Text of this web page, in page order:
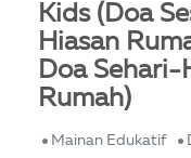
Kids (Doa
Hiasan
Doa
Rumah)
Mainan Edukatif